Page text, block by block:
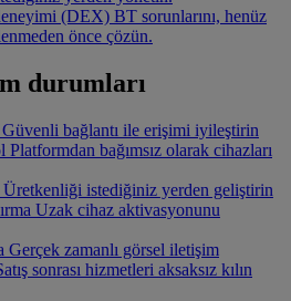
(DEX) BT sorunlarını, henüz
önce çözün.
durumları
Güvenli bağlantı ile erişimi iyileştirin
Platformdan bağımsız olarak cihazları
Üretkenliği istediğiniz yerden geliştirin
Uzak cihaz aktivasyonunu
Gerçek zamanlı görsel iletişim
sonrası hizmetleri aksaksız kılın